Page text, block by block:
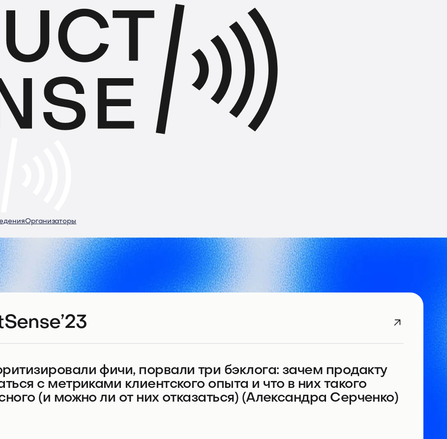
Организаторы
фичи, порвали три бэклога: зачем продакту
с метриками клиентского опыта и что в них такого
(и можно ли от них отказаться) (Александра Серченко)